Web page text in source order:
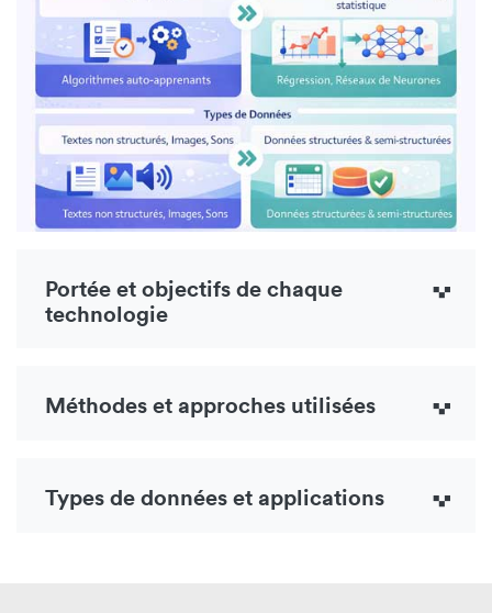
Portée et objectifs de chaque
technologie
Méthodes et approches utilisées
Types de données et applications